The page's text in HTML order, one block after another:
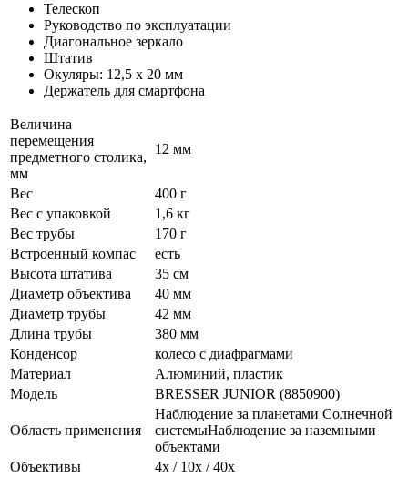
Телескоп
Руководство по эксплуатации
Диагональное зеркало
Штатив
Окуляры: 12,5 x 20 мм
Держатель для смартфона
Величина
перемещения
предметного столика,
мм
12 мм
Вес
400 г
Вес с упаковкой
1,6 кг
Вес трубы
170 г
Встроенный компас
есть
Высота штатива
35 см
Диаметр объектива
40 мм
Диаметр трубы
42 мм
Длина трубы
380 мм
Конденсор
колесо с диафрагмами
Материал
Алюминий, пластик
Модель
BRESSER JUNIOR (8850900)
Область применения
Наблюдение за планетами Солнечной
системыНаблюдение за наземными
объектами
Объективы
4x / 10x / 40x